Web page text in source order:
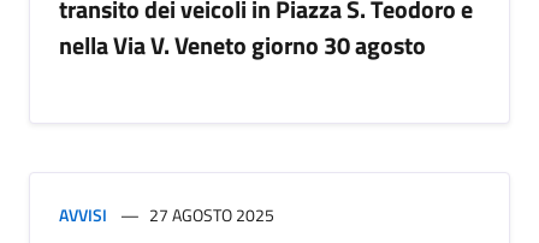
transito dei veicoli in Piazza S. Teodoro e
nella Via V. Veneto giorno 30 agosto
AVVISI 27 AGOSTO 2025